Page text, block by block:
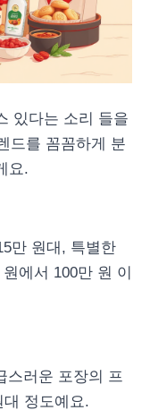
있다는 소리 들을
드를 꼼꼼하게 분
요.
만 원대, 특별한
에서 100만 원 이
스러운 포장의 프
정도예요.